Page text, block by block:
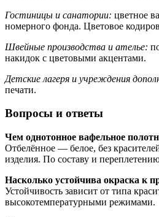
Гостиницы и санатории: цветное
номерного фонда. Цветовое
Швейные производства и ателье:
накидок с цветовыми акцентами.
Детские лагеря и учреждения
печати.
Вопросы и ответы
Чем однотонное вафельное
Отбелённое — белое, без
изделия. По составу и
Насколько устойчива окраска к
Устойчивость зависит от типа
высокотемпературными режимами.